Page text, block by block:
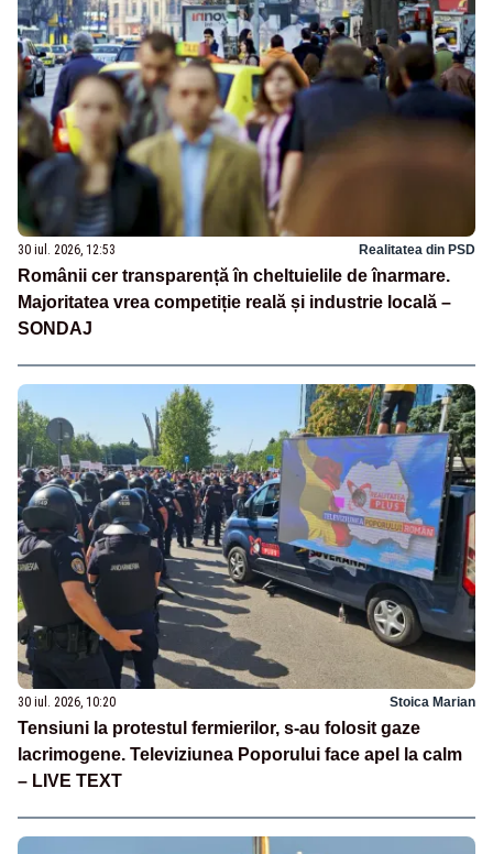
30 iul. 2026, 12:53 Realitatea din PSD
Românii cer transparență în cheltuielile de înarmare.
Majoritatea vrea competiție reală și industrie locală –
SONDAJ
30 iul. 2026, 10:20 Stoica Marian
Tensiuni la protestul fermierilor, s-au folosit gaze
lacrimogene. Televiziunea Poporului face apel la calm
– LIVE TEXT